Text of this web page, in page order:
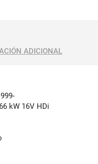
ADICIONAL
kW 16V HDi